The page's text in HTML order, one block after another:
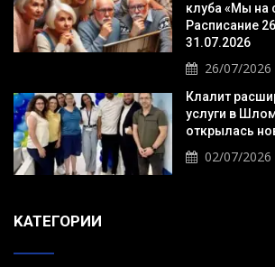
клуба «Мы на
Расписание
31.07.2026
26/07/2026
Клалит
услуги в
открылась
02/07/2026
KАТЕГОРИИ